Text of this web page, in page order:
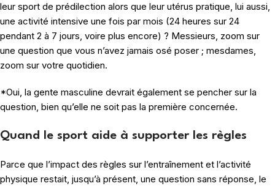
leur sport de prédilection alors que leur utérus pratique, lui aussi,
une activité intensive une fois par mois (24 heures sur 24
pendant 2 à 7 jours, voire plus encore) ? Messieurs, zoom sur
une question que vous n’avez jamais osé poser ; mesdames,
zoom sur votre quotidien.
*Oui, la gente masculine devrait également se pencher sur la
question, bien qu’elle ne soit pas la première concernée.
Quand le sport aide à supporter les règles
Parce que l’impact des règles sur l’entraînement et l’activité
physique restait, jusqu’à présent, une question sans réponse, le